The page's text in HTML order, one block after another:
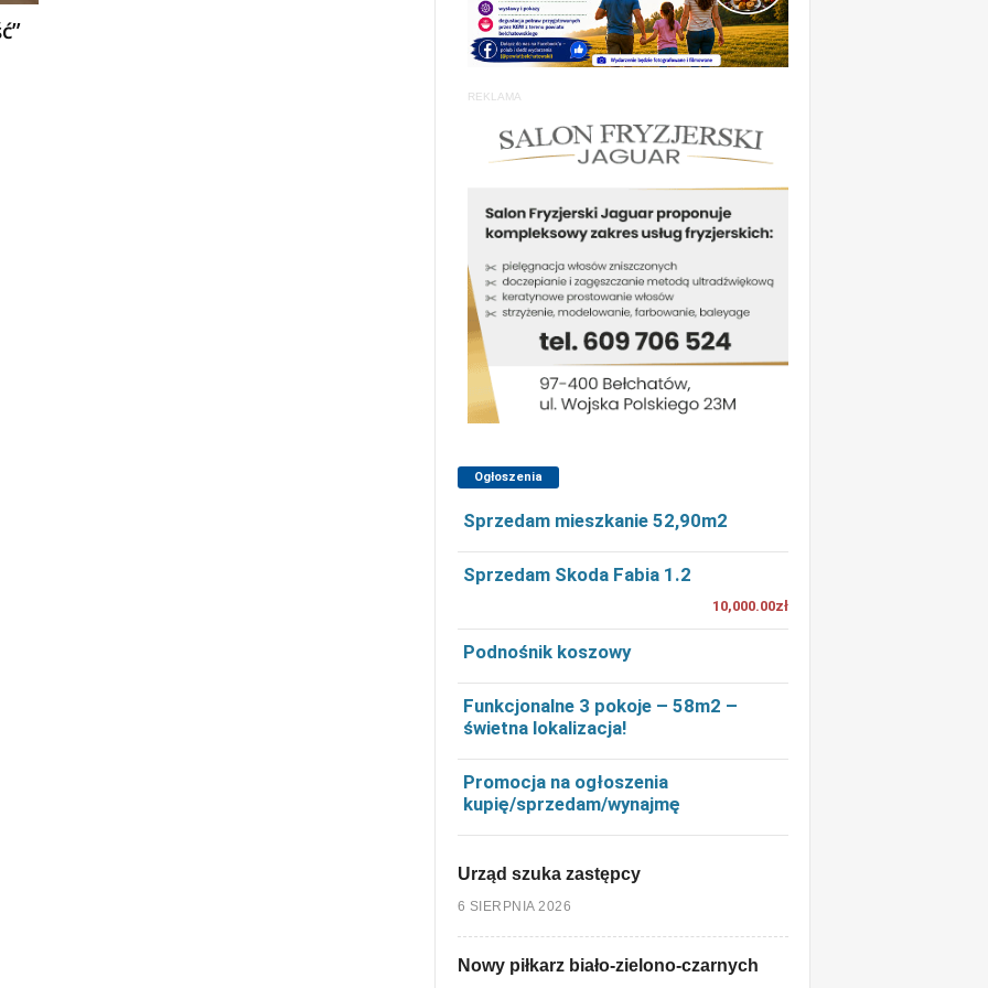
REKLAMA
Ogłoszenia
Sprzedam mieszkanie 52,90m2
Sprzedam Skoda Fabia 1.2
10,000.00zł
Podnośnik koszowy
Funkcjonalne 3 pokoje – 58m2 –
świetna lokalizacja!
Promocja na ogłoszenia
kupię/sprzedam/wynajmę
Urząd szuka zastępcy
6 SIERPNIA 2026
Nowy piłkarz biało-zielono-czarnych